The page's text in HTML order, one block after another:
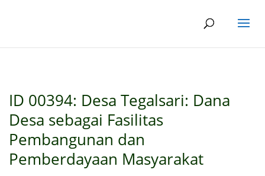
ID 00394: Desa Tegalsari: Dana
Desa sebagai Fasilitas
Pembangunan dan
Pemberdayaan Masyarakat